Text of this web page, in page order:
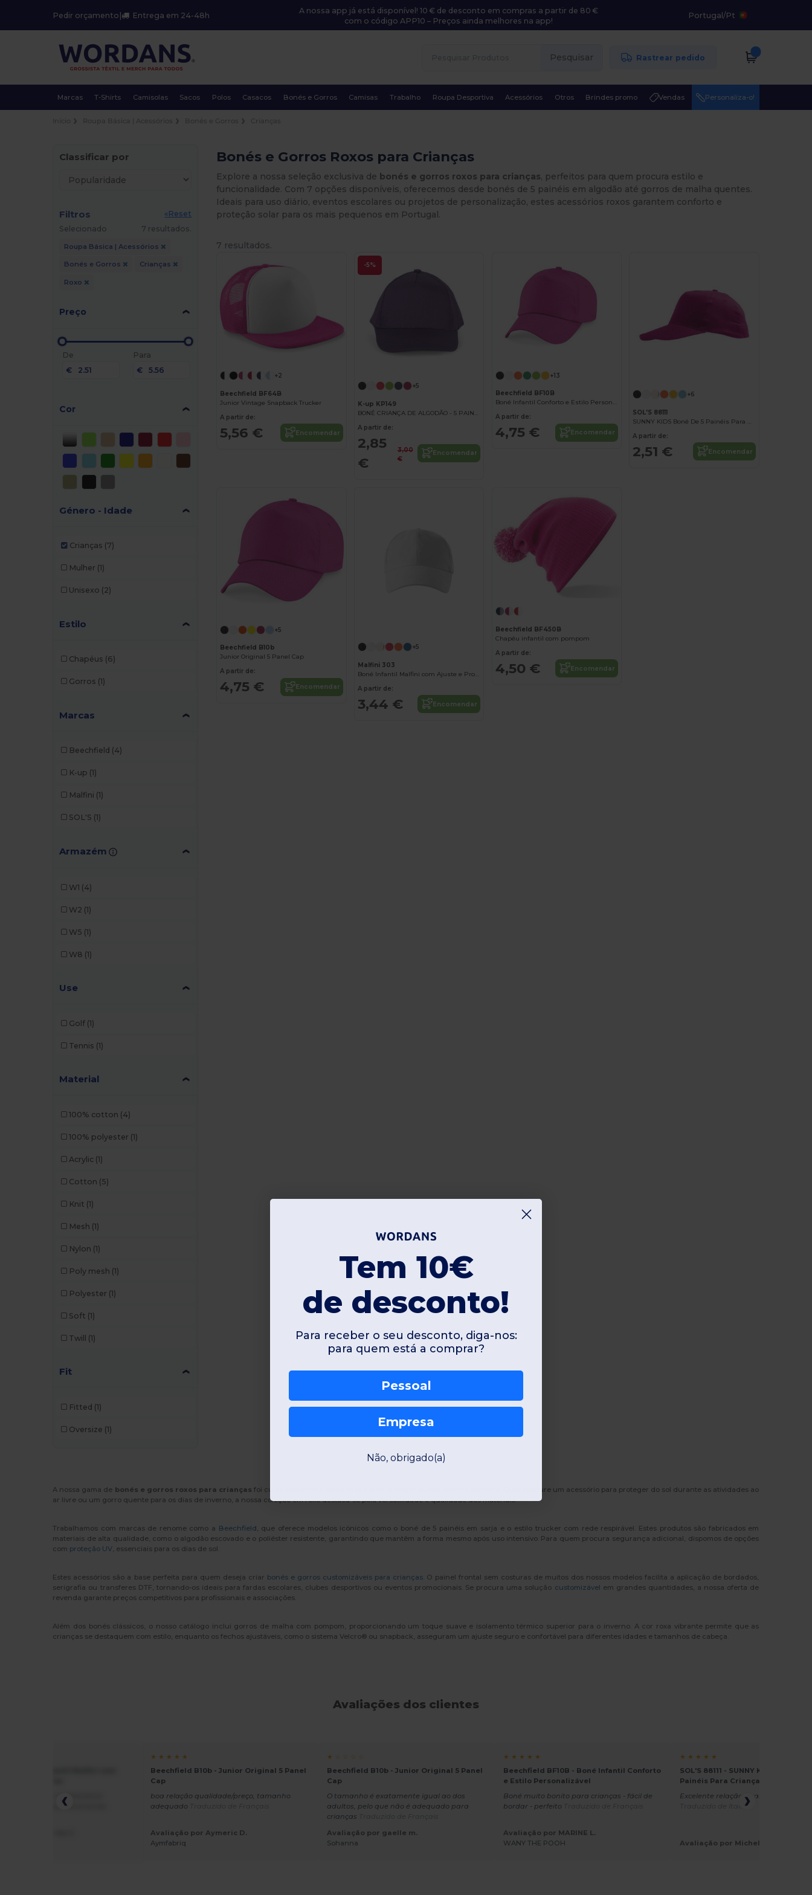
Pedir orçamento | Entrega em 24-48h
A nossa app já está disponível! 10 € de desconto em compras a partir de 80 €
com o código APP10 – Preços ainda melhores na app!
Portugal/Pt
Pesquisar Rastrear pedido
Marcas T-Shirts Camisolas Sacos Polos Casacos Bonés e Gorros Camisas Trabalho Roupa Desportiva Acessórios Otros Brindes promo Vendas Personaliza-o!
Classificar por
Filtros
«Reset
Selecionado
7 resultados.
Roupa Básica | Acessórios
Bonés e Gorros Crianças
Roxo
Preço
De
€
Para
€
Cor
Género - Idade
Crianças (7)
Mulher (1)
Unisexo (2)
Estilo
Chapéus (6)
Gorros (1)
Marcas
Beechfield (4)
K-up (1)
Malfini (1)
SOL'S (1)
Armazém
W1 (4)
W2 (1)
W5 (1)
W8 (1)
Use
Golf (1)
Tennis (1)
Material
100% cotton (4)
100% polyester (1)
Acrylic (1)
Cotton (5)
Knit (1)
Mesh (1)
Nylon (1)
Poly mesh (1)
Polyester (1)
Soft (1)
Twill (1)
Fit
Fitted (1)
Oversize (1)
Bonés e Gorros Roxos para Crianças
Explore a nossa seleção exclusiva de bonés e gorros roxos para crianças, perfeitos para quem procura estilo e
funcionalidade. Com 7 opções disponíveis, oferecemos desde bonés de 5 painéis em algodão até gorros de malha quentes.
Ideais para uso diário, eventos escolares ou projetos de personalização, estes acessórios roxos garantem conforto e
proteção solar para os mais pequenos em Portugal.
7 resultados.
+2
Beechfield BF64B
Junior Vintage Snapback Trucker
A partir de:
5,56 € Encomendar
-5%
+5
K-up KP149
BONÉ CRIANÇA DE ALGODÃO - 5 PAINÉIS
A partir de:
2,85
€
3,00
€
Encomendar
+13
Beechfield BF10B
Boné Infantil Conforto e Estilo Personalizável
A partir de:
4,75 € Encomendar
+6
SOL'S 88111
SUNNY KIDS Boné De 5 Painéis Para Criança
A partir de:
2,51 € Encomendar
+5
Beechfield B10b
Junior Original 5 Panel Cap
A partir de:
4,75 € Encomendar
+5
Malfini 303
Boné Infantil Malfini com Ajuste e Proteção Solar
A partir de:
3,44 € Encomendar
Beechfield BF450B
Chapéu infantil com pompom
A partir de:
4,50 € Encomendar
A nossa gama de bonés e gorros roxos para crianças foi cuidadosamente selecionada para oferecer durabilidade e conforto. Quer procure um acessório para proteger do sol durante as atividades ao
ar livre ou um gorro quente para os dias de inverno, a nossa coleção em roxo destaca-se pela versatilidade e qualidade dos materiais.
Trabalhamos com marcas de renome como a Beechfield, que oferece modelos icónicos como o boné de 5 painéis em sarja e o estilo trucker com rede respirável. Estes produtos são fabricados em
materiais de alta qualidade, como o algodão escovado e o poliéster resistente, garantindo que mantêm a forma mesmo após uso intensivo. Para quem procura segurança adicional, dispomos de opções
com proteção UV, essenciais para os dias de sol.
Estes acessórios são a base perfeita para quem deseja criar bonés e gorros customizáveis para crianças. O painel frontal sem costuras de muitos dos nossos modelos facilita a aplicação de bordados,
serigrafia ou transferes DTF, tornando-os ideais para fardas escolares, clubes desportivos ou eventos promocionais. Se procura uma solução customizável em grandes quantidades, a nossa oferta de
revenda garante preços competitivos para profissionais e associações.
Além dos bonés clássicos, o nosso catálogo inclui gorros de malha com pompom, proporcionando um toque suave e isolamento térmico superior para o inverno. A cor roxa vibrante permite que as
crianças se destaquem com estilo, enquanto os fechos ajustáveis, como o sistema Velcro® ou snapback, asseguram um ajuste seguro e confortável para diferentes idades e tamanhos de cabeça.
Avaliações dos clientes
qualidade e acabamento
sem problemas Recomendo
★ ★ ★ ★ ★
Beechfield B10b - Junior Original 5 Panel
Cap
boa relação qualidade/preço, tamanho
adequado
Avaliação por Aymeric D.
Aymfabriq
★ ☆ ☆ ☆ ☆
Beechfield B10b - Junior Original 5 Panel
Cap
O tamanho é exatamente igual ao dos
adultos, pelo que não é adequado para
crianças
Avaliação por gaelle m.
Sohanna
★ ★ ★ ★ ★
Beechfield BF10B - Boné Infantil Conforto
e Estilo Personalizável
Boné muito bonito para crianças - fácil de
bordar - perfeito
Avaliação por MARINE L.
WANY THE POOH
★ ★ ★ ★ ★
SOL'S 88111 - SUNNY KIDS Boné De
Painéis Para Criança
Excelente relação qualidade/preço
Traduzido de Italian
Avaliação por Michela M.
Tem 10€
de desconto!
Para receber o seu desconto, diga-nos:
para quem está a comprar?
Pessoal
Empresa
Não, obrigado(a)